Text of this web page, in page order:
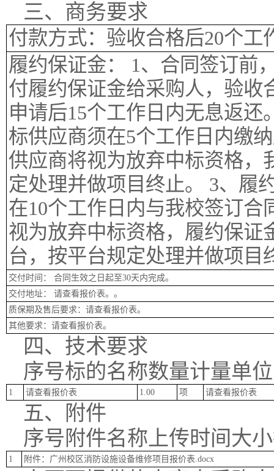
三、商务要求
付款方式：验收合格后20个工
履约保证金： 1、合同签订前
付履约保证金给采购人，验收
申请后15个工作日内无息返
标供应商须在5个工作日内缴
供应商将视为放弃中标资格，
定处理并做项目终止。 3、履
在10个工作日内与我校签订
视为放弃中标资格，履约保证
台，按平台规定处理并做项目
交付时间： 合同生效之日起至30天内完成。
交付地址： 请查看报价表。。
质保期及售后要求：请查看报价表。
其他要求：请查看报价表。
四、技术要求
序号标的名称数量计量单
1 请查看报价表 1.00 项 请查看报价表
五、附件
序号附件名称上传时间大
1 附件：广州校区消防设施设备维修项目报价表.docx